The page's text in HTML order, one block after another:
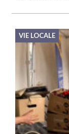
VIE LOCALE